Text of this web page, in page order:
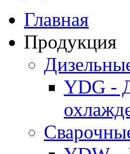
Главная
Продукция
YDG -